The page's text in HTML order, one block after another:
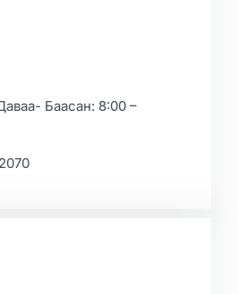
Баасан: 8:00 –